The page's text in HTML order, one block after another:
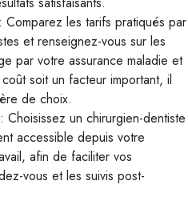
les tarifs pratiqués par
et renseignez-vous sur les
par votre assurance maladie et
soit un facteur important, il
de choix.
un chirurgien-dentiste
accessible depuis votre
afin de faciliter vos
vous et les suivis post-